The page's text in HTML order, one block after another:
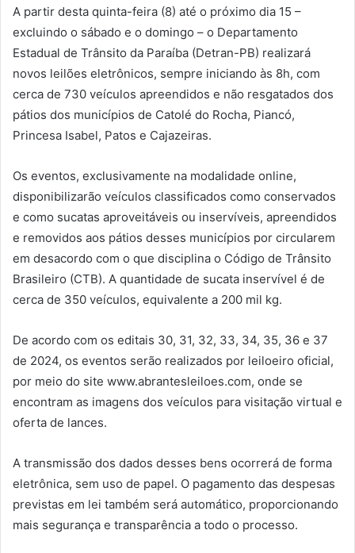
A partir desta quinta-feira (8) até o próximo dia 15 –
excluindo o sábado e o domingo – o Departamento
Estadual de Trânsito da Paraíba (Detran-PB) realizará
novos leilões eletrônicos, sempre iniciando às 8h, com
cerca de 730 veículos apreendidos e não resgatados dos
pátios dos municípios de Catolé do Rocha, Piancó,
Princesa Isabel, Patos e Cajazeiras.
Os eventos, exclusivamente na modalidade online,
disponibilizarão veículos classificados como conservados
e como sucatas aproveitáveis ou inservíveis, apreendidos
e removidos aos pátios desses municípios por circularem
em desacordo com o que disciplina o Código de Trânsito
Brasileiro (CTB). A quantidade de sucata inservível é de
cerca de 350 veículos, equivalente a 200 mil kg.
De acordo com os editais 30, 31, 32, 33, 34, 35, 36 e 37
de 2024, os eventos serão realizados por leiloeiro oficial,
por meio do site www.abrantesleiloes.com, onde se
encontram as imagens dos veículos para visitação virtual e
oferta de lances.
A transmissão dos dados desses bens ocorrerá de forma
eletrônica, sem uso de papel. O pagamento das despesas
previstas em lei também será automático, proporcionando
mais segurança e transparência a todo o processo.